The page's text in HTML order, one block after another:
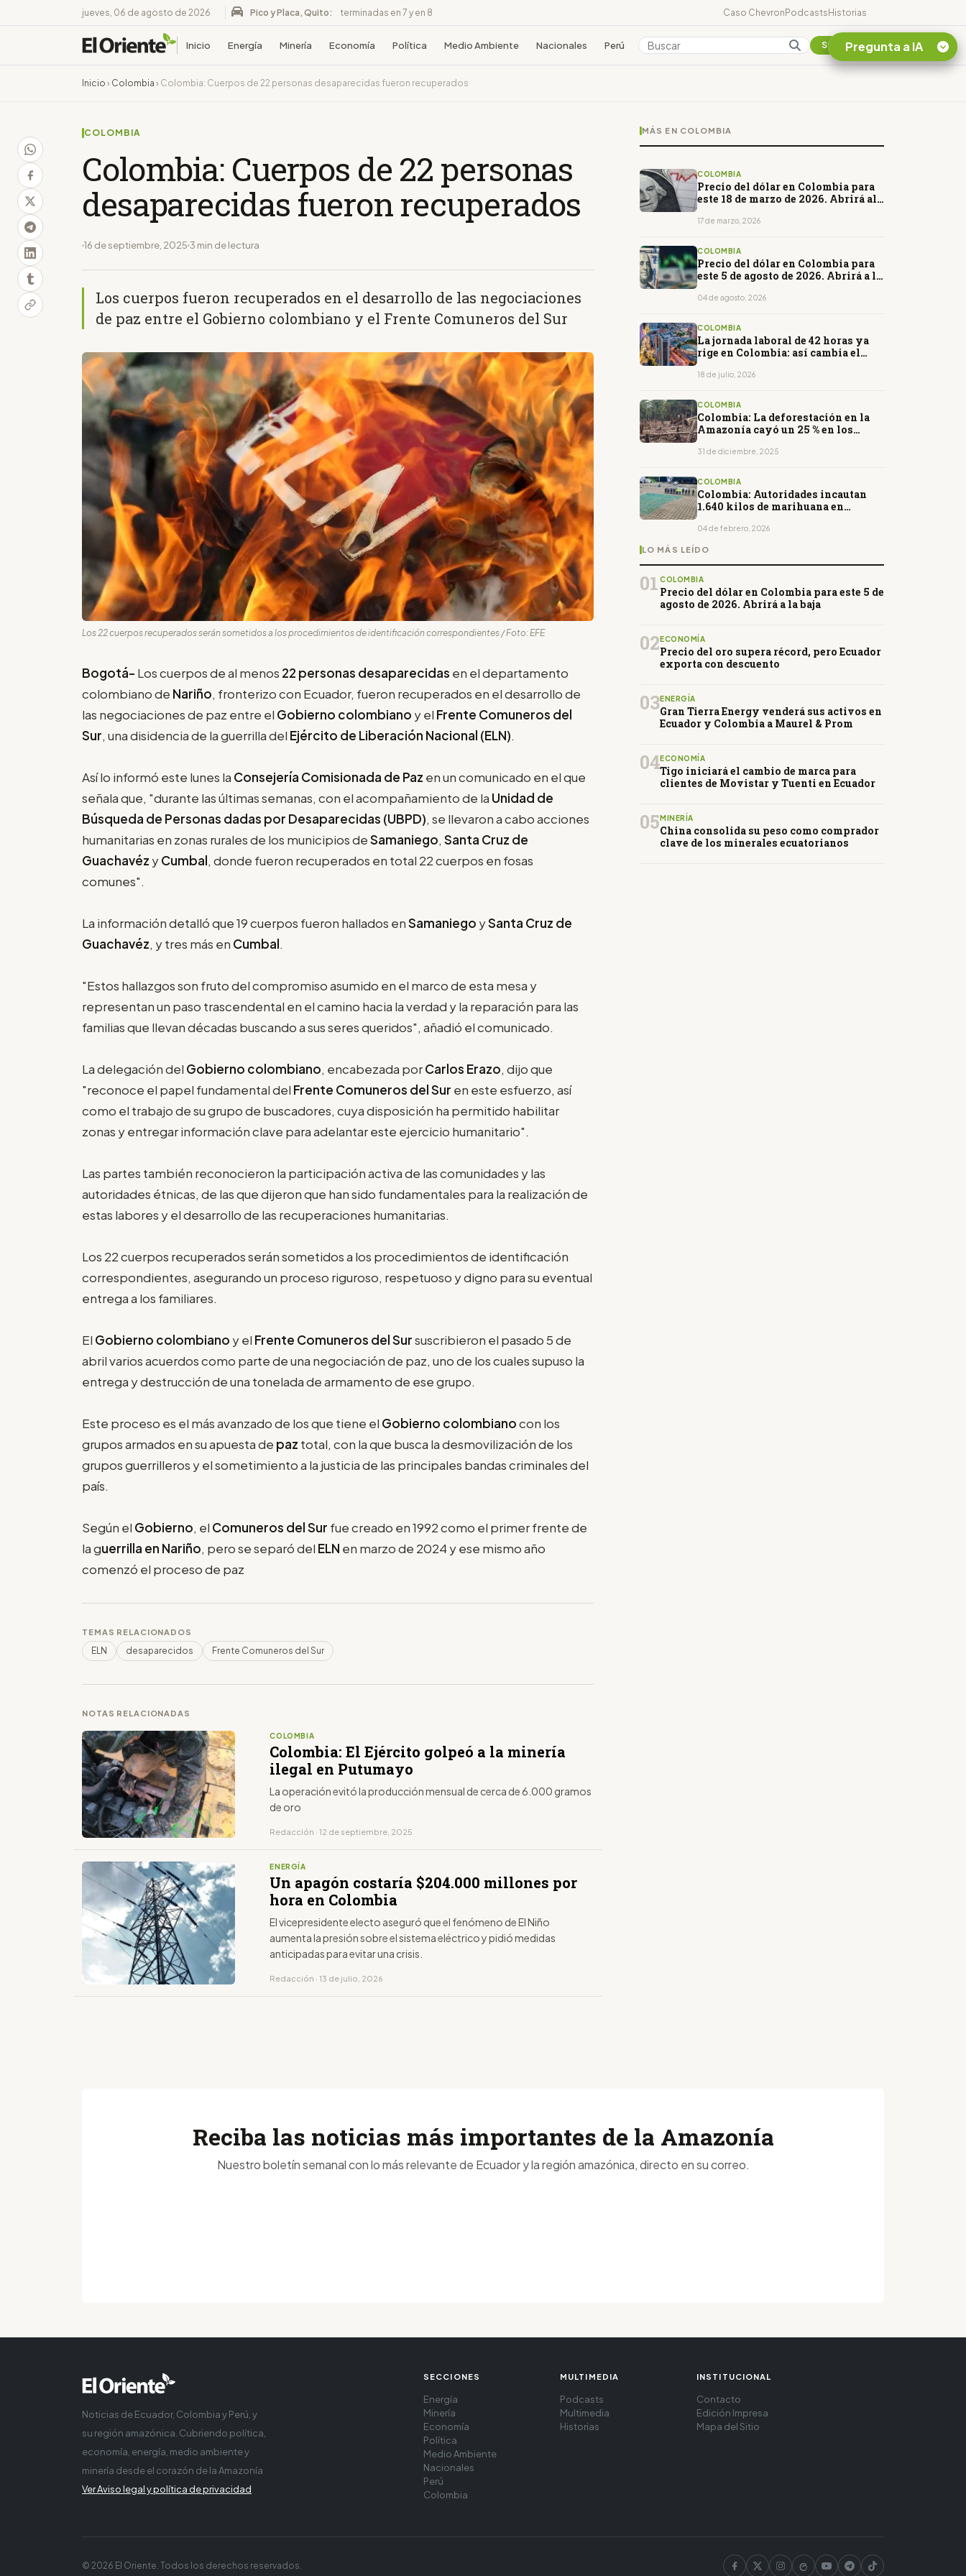
jueves, 06 de agosto de 2026 Pico y Placa, Quito: terminadas en 7 y en 8 Caso ChevronPodcastsHistorias
Inicio Energía Minería Economía Política Medio Ambiente Nacionales Perú Colombia Suscribirse
Inicio › Colombia › Colombia: Cuerpos de 22 personas desaparecidas fueron recuperados
COLOMBIA
Colombia: Cuerpos de 22 personas
desaparecidas fueron recuperados
16 de septiembre, 2025 3 min de lectura
Los cuerpos fueron recuperados en el desarrollo de las negociaciones
de paz entre el Gobierno colombiano y el Frente Comuneros del Sur
Los 22 cuerpos recuperados serán sometidos a los procedimientos de identificación correspondientes / Foto: EFE
Bogotá- Los cuerpos de al menos 22 personas desaparecidas en el departamento
colombiano de Nariño, fronterizo con Ecuador, fueron recuperados en el desarrollo de
las negociaciones de paz entre el Gobierno colombiano y el Frente Comuneros del
Sur, una disidencia de la guerrilla del Ejército de Liberación Nacional (ELN).
Así lo informó este lunes la Consejería Comisionada de Paz en un comunicado en el que
señala que, "durante las últimas semanas, con el acompañamiento de la Unidad de
Búsqueda de Personas dadas por Desaparecidas (UBPD), se llevaron a cabo acciones
humanitarias en zonas rurales de los municipios deSamaniego, Santa Cruz de
Guachavéz yCumbal, donde fueron recuperados en total 22 cuerpos en fosas
comunes".
La información detalló que 19 cuerpos fueron hallados enSamaniego ySanta Cruz de
Guachavéz, y tres más en Cumbal.
"Estos hallazgos son fruto del compromiso asumido en el marco de esta mesa y
representan un paso trascendental en el camino hacia la verdad y la reparación para las
familias que llevan décadas buscando a sus seres queridos", añadió el comunicado.
La delegación del Gobierno colombiano, encabezada porCarlos Erazo, dijo que
"reconoce el papel fundamental del Frente Comuneros del Sur en este esfuerzo, así
como el trabajo de su grupo de buscadores, cuya disposición ha permitido habilitar
zonas y entregar información clave para adelantar este ejercicio humanitario".
Las partes también reconocieron la participación activa de las comunidades y las
autoridades étnicas, de las que dijeron que han sido fundamentales para la realización de
estas labores y el desarrollo de las recuperaciones humanitarias.
Los 22 cuerpos recuperados serán sometidos a los procedimientos de identificación
correspondientes, asegurando un proceso riguroso, respetuoso y digno para su eventual
entrega a los familiares.
El Gobierno colombiano y el Frente Comuneros del Sursuscribieron el pasado 5 de
abril varios acuerdos como parte de una negociación de paz, uno de los cuales supuso la
entrega y destrucción de una tonelada de armamento de ese grupo.
Este proceso es el más avanzado de los que tiene el Gobierno colombianocon los
grupos armados en su apuesta de paz total, con la que busca la desmovilización de los
grupos guerrilleros y el sometimiento a la justicia de las principales bandas criminales del
país.
Según el Gobierno, el Comuneros del Sur fue creado en 1992 como el primer frente de
la guerrilla en Nariño, pero se separó del ELN en marzo de 2024 y ese mismo año
comenzó el proceso de paz
TEMAS RELACIONADOS
ELN desaparecidos Frente Comuneros del Sur
NOTAS RELACIONADAS
COLOMBIA
Colombia: El Ejército golpeó a la minería
ilegal en Putumayo
La operación evitó la producción mensual de cerca de 6.000 gramos
de oro
Redacción · 12 de septiembre, 2025
ENERGÍA
Un apagón costaría $204.000 millones por
hora en Colombia
El vicepresidente electo aseguró que el fenómeno de El Niño
aumenta la presión sobre el sistema eléctrico y pidió medidas
anticipadas para evitar una crisis.
Redacción · 13 de julio, 2026
MÁS EN COLOMBIA
COLOMBIA
Precio del dólar en Colombia para
este 18 de marzo de 2026. Abrirá al
17 de marzo, 2026
COLOMBIA
Precio del dólar en Colombia para
este 5 de agosto de 2026. Abrirá a la
04 de agosto, 2026
COLOMBIA
La jornada laboral de 42 horas ya
rige en Colombia: así cambia el
18 de julio, 2026
COLOMBIA
Colombia: La deforestación en la
Amazonía cayó un 25 % en los
31 de diciembre, 2025
COLOMBIA
Colombia: Autoridades incautan
1.640 kilos de marihuana en
04 de febrero, 2026
LO MÁS LEÍDO
01 COLOMBIA
Precio del dólar en Colombia para este 5 de
agosto de 2026. Abrirá a la baja
02 ECONOMÍA
Precio del oro supera récord, pero Ecuador
exporta con descuento
03ENERGÍA
Gran Tierra Energy venderá sus activos en
Ecuador y Colombia a Maurel & Prom
04ECONOMÍA
Tigo iniciará el cambio de marca para
clientes de Movistar y Tuenti en Ecuador
05 MINERÍA
China consolida su peso como comprador
clave de los minerales ecuatorianos
Pregunta a IA
¿En que consiste la
Reciba las noticias más importantes de la Amazonía
Nuestro boletín semanal con lo más relevante de Ecuador y la región amazónica, directo en su correo.
Noticias de Ecuador, Colombia y Perú, y
su región amazónica. Cubriendo política,
economía, energía, medio ambiente y
minería desde el corazón de la Amazonía
Ver Aviso legal y política de privacidad
SECCIONES
Energía
Minería
Economía
Política
Medio Ambiente
Nacionales
Perú
Colombia
MULTIMEDIA
Podcasts
Multimedia
Historias
INSTITUCIONAL
Contacto
Edición Impresa
Mapa del Sitio
© 2026 El Oriente. Todos los derechos reservados.